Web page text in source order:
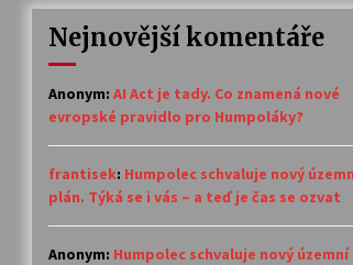
30. 6. 2026
Nejnovější komentáře
Anonym: AI Act je tady. Co znamená nové
evropské pravidlo pro Humpoláky?
frantisek: Humpolec schvaluje nový
plán. Týká se i vás – a teď je čas se ozvat
Anonym: Humpolec schvaluje nový územní